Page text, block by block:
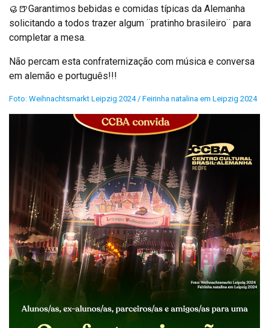
🥮🍺Garantimos bebidas e comidas típicas da Alemanha
solicitando a todos trazer algum ¨pratinho brasileiro¨ para
completar a mesa.
Não percam esta confraternização com música e conversa
em alemão e português!!!
Foto: Weihnachtsmarkt Leipzig 2024 / Feirinha natalina em Leipzig 2024